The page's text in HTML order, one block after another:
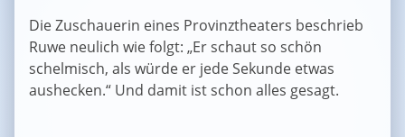
Die Zuschauerin eines Provinztheaters beschrieb
Ruwe neulich wie folgt: „Er schaut so schön
schelmisch, als würde er jede Sekunde etwas
aushecken.“ Und damit ist schon alles gesagt.